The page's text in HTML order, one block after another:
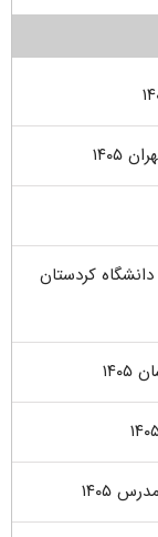
کردستان
۱۴۰۵